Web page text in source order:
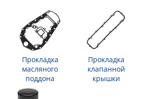
Прокладка
масляного
поддона
Прокладка
клапанной
крышки